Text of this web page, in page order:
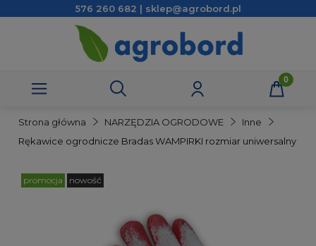
576 260 682 | sklep@agrobord.pl
Strona główna NARZĘDZIA OGRODOWE
Inne
Rękawice ogrodnicze Bradas WAMPIRKI rozmiar uniwersalny
promocja nowość